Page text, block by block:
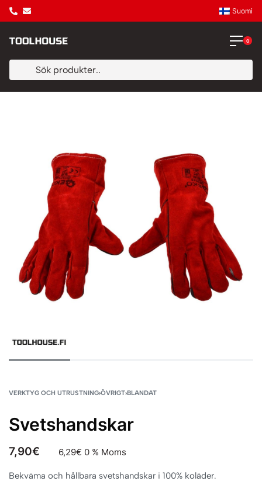
Suomi
0
VERKTYG OCH UTRUSTNING›ÖVRIGT›BLANDAT
Svetshandskar
7,90€ 6,29€ 0 % Moms
Bekväma och hållbara svetshandskar i 100% koläder.